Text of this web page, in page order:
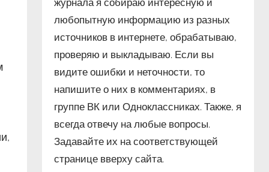
журнала я собираю интересную и
любопытную информацию из разных
источников в интернете, обрабатываю,
проверяю и выкладываю. Если вы
видите ошибки и неточности, то
напишите о них в комментариях, в
группе ВК или Одноклассниках. Также, я
всегда отвечу на любые вопросы.
Задавайте их на соответствующей
странице вверху сайта.